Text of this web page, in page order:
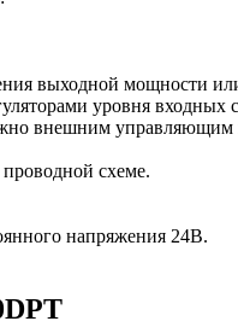
выходной мощности
уровня входных
внешним
схеме.
напряжения 24В.